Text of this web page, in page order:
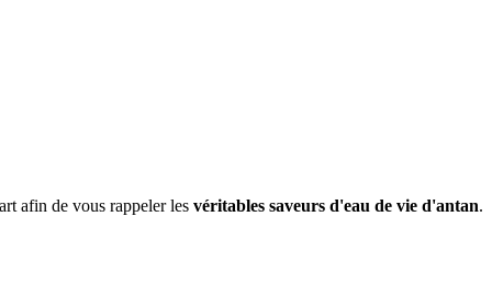
afin de vous rappeler les véritables saveurs d'eau de vie d'antan.